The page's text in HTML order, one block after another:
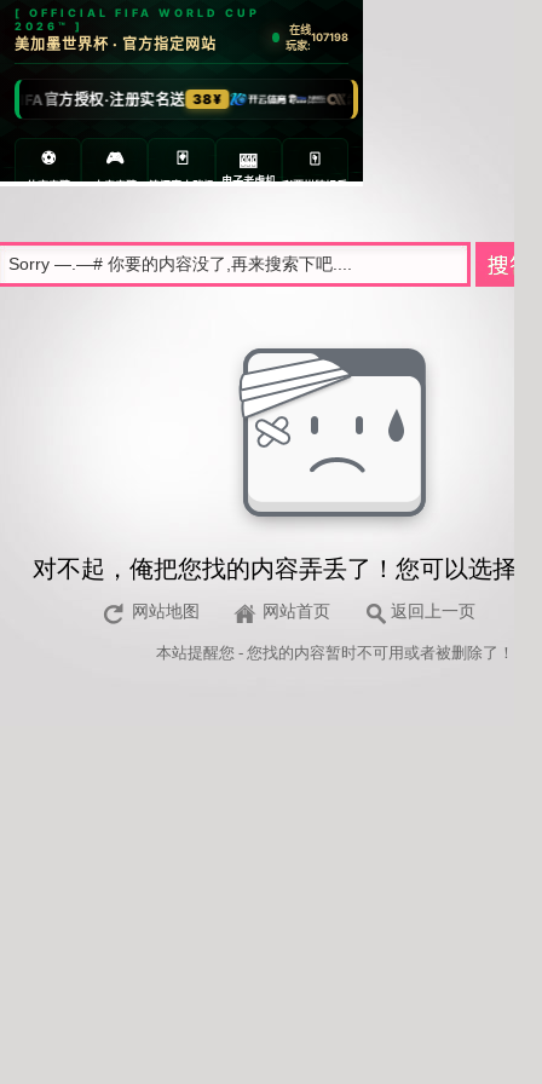
对不起，俺把您找的内容弄丢了！您可以选择
网站地图 网站首页 返回上一页
本站提醒您 - 您找的内容暂时不可用或者被删除了！